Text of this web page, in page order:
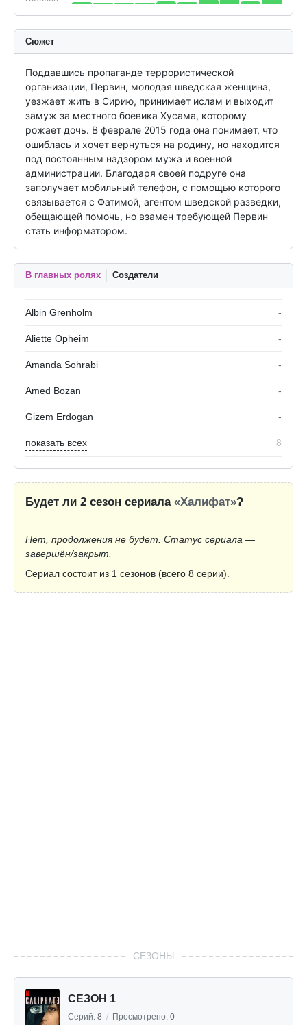
Сюжет
Поддавшись пропаганде террористической
организации, Первин, молодая шведская женщина,
уезжает жить в Сирию, принимает ислам и выходит
замуж за местного боевика Хусама, которому
рожает дочь. В феврале 2015 года она понимает, что
ошиблась и хочет вернуться на родину, но находится
под постоянным надзором мужа и военной
администрации. Благодаря своей подруге она
заполучает мобильный телефон, с помощью которого
связывается с Фатимой, агентом шведской разведки,
обещающей помочь, но взамен требующей Первин
стать информатором.
В главных ролях Создатели
Albin Grenholm -
Aliette Opheim -
Amanda Sohrabi -
Amed Bozan -
Gizem Erdogan -
показать всех 8
Будет ли 2 сезон сериала «Халифат»?
Нет, продолжения не будет. Статус сериала —
завершён/закрыт.
Сериал состоит из 1 сезонов (всего 8 серии).
СЕЗОНЫ
СЕЗОН 1
Серий: 8 / Просмотрено: 0